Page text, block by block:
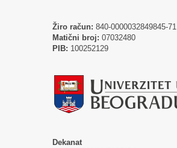
Žiro račun: 840-0000032849845-71
Matični broj: 07032480
PIB: 100252129
Dekanat